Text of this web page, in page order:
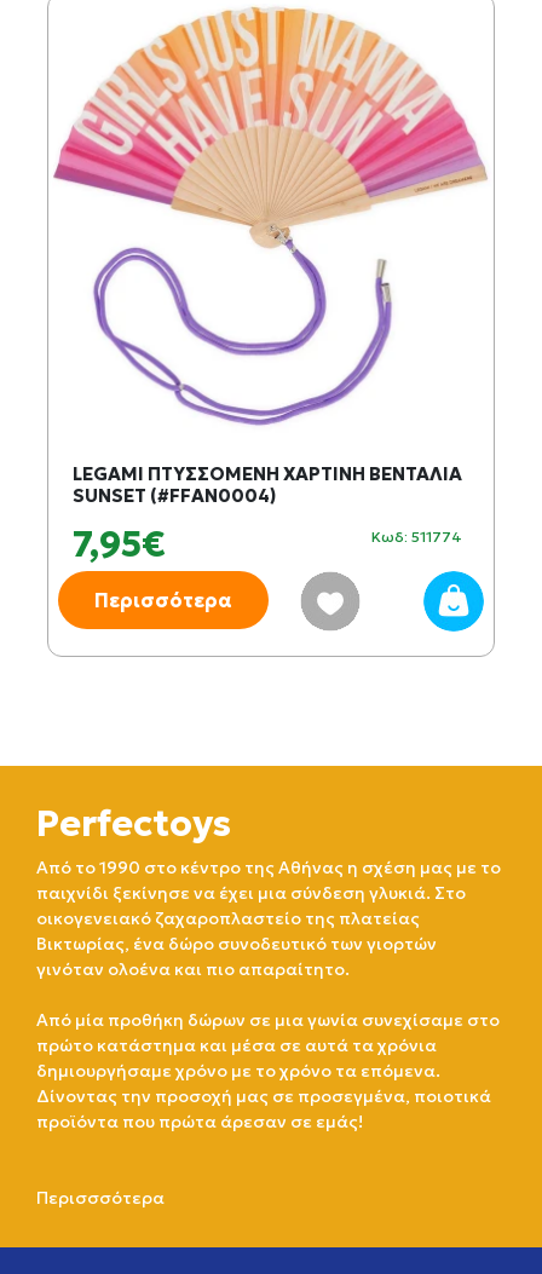
LEGAMI ΠΤΥΣΣΟΜΕΝΗ ΧΑΡΤΙΝΗ ΒΕΝΤΑΛΙΑ
SUNSET (#FFAN0004)
7,95€ Κωδ: 511774
Περισσότερα
Perfectoys
Από το 1990 στο κέντρο της Αθήνας η σχέση μας με το
παιχνίδι ξεκίνησε να έχει μια σύνδεση γλυκιά. Στο
οικογενειακό ζαχαροπλαστείο της πλατείας
Βικτωρίας, ένα δώρο συνοδευτικό των γιορτών
γινόταν ολοένα και πιο απαραίτητο.
Από μία προθήκη δώρων σε μια γωνία συνεχίσαμε στο
πρώτο κατάστημα και μέσα σε αυτά τα χρόνια
δημιουργήσαμε χρόνο με το χρόνο τα επόμενα.
Δίνοντας την προσοχή μας σε προσεγμένα, ποιοτικά
προϊόντα που πρώτα άρεσαν σε εμάς!
Περισσσότερα